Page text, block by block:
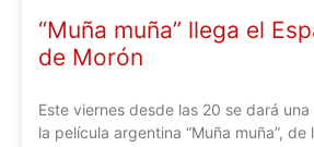
“Muña muña” llega el
de Morón
Este viernes desde las 20 se dará
la película argentina “Muña muña”,